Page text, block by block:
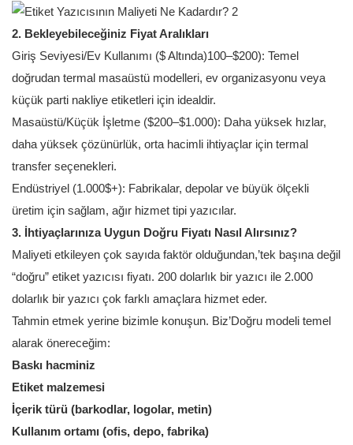
2. Bekleyebileceğiniz Fiyat Aralıkları
Giriş Seviyesi/Ev Kullanımı ($ Altında)100–$200): Temel
doğrudan termal masaüstü modelleri, ev organizasyonu veya
küçük parti nakliye etiketleri için idealdir.
Masaüstü/Küçük İşletme ($200–$1.000): Daha yüksek hızlar,
daha yüksek çözünürlük, orta hacimli ihtiyaçlar için termal
transfer seçenekleri.
Endüstriyel (1.000$+): Fabrikalar, depolar ve büyük ölçekli
üretim için sağlam, ağır hizmet tipi yazıcılar.
3. İhtiyaçlarınıza Uygun Doğru Fiyatı Nasıl Alırsınız?
Maliyeti etkileyen çok sayıda faktör olduğundan,’tek başına değil
“doğru” etiket yazıcısı fiyatı. 200 dolarlık bir yazıcı ile 2.000
dolarlık bir yazıcı çok farklı amaçlara hizmet eder.
Tahmin etmek yerine bizimle konuşun. Biz’Doğru modeli temel
alarak önereceğim:
Baskı hacminiz
Etiket malzemesi
İçerik türü (barkodlar, logolar, metin)
Kullanım ortamı (ofis, depo, fabrika)